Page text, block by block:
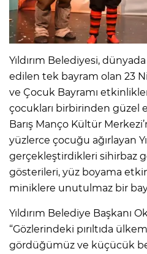
Yıldırım Belediyesi,
edilen tek bayram olan 23
ve Çocuk Bayramı
çocukları birbirinden
Barış Manço Kültür
yüzlerce çocuğu ağırlayan
gerçekleştirdikleri sihirbaz
gösterileri, yüz boyama
miniklere unutulmaz bir
Yıldırım Belediye Başkanı
“Gözlerindeki pırıltıda
gördüğümüz ve küçücük